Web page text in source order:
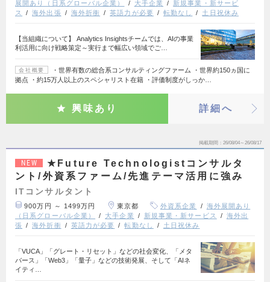
展開あり（日系グローバル企業） 大手企業
新規事業・新サービ
ス
海外出張 海外折衝 英語力が必要 転勤なし 土日祝休み
【当組織について】 Analytics Insightsチームでは、AIの事業
利活用に向け戦略策定～実行まで幅広い領域でご…
会社概要
・世界有数の総合系コンサルティングファーム ・世界約150ヵ国に
拠点 ・約15万人以上のスペシャリスト在籍 ・評価制度がしっか…
興味あり 詳細へ
掲載期間 26/08/04～26/08/17
NEW
★Future Technologistコンサルタ
ント/外資系ファーム/先進テーマ活用に強み
ITコンサルタント
900万円 ～ 1499万円 東京都 外資系企業
海外展開あり
（日系グローバル企業）
大手企業 新規事業・新サービス
海外出
張
海外折衝 英語力が必要 転勤なし 土日祝休み
「VUCA」「グレート・リセット」などの社会変化、「メタ
バース」「Web3」「量子」などの技術発展、そして「AIネ
イティ…